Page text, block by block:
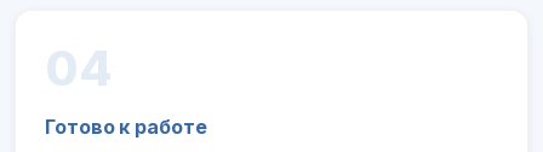
04
Готово к работе